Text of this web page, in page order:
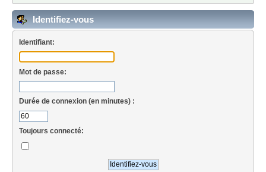
Identifiez-vous
Identifiant:
Mot de passe:
Durée de connexion (en minutes) :
Toujours connecté: